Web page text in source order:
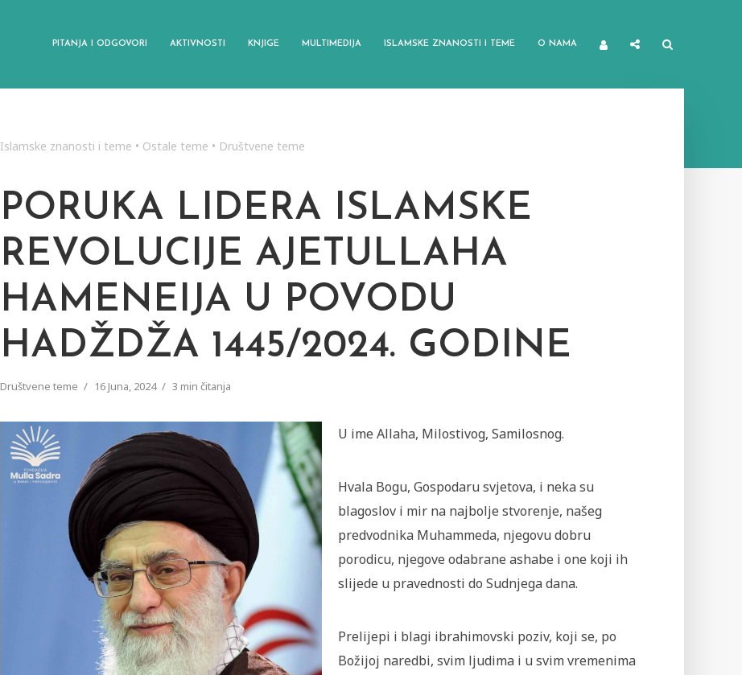
PITANJA I ODGOVORI AKTIVNOSTI KNJIGE MULTIMEDIJA ISLAMSKE ZNANOSTI I TEME O NAMA
Islamske znanosti i teme • Ostale teme • Društvene teme
PORUKA LIDERA ISLAMSKE
REVOLUCIJE AJETULLAHA
HAMENEIJA U POVODU
HADŽDŽA 1445/2024. GODINE
Društvene teme 16 Juna, 2024 3 min čitanja
U ime Allaha, Milostivog, Samilosnog.
Hvala Bogu, Gospodaru svjetova, i neka su
blagoslov i mir na najbolje stvorenje, našeg
predvodnika Muhammeda, njegovu dobru
porodicu, njegove odabrane ashabe i one koji ih
slijede u pravednosti do Sudnjega dana.
Prelijepi i blagi ibrahimovski poziv, koji se, po
Božijoj naredbi, svim ljudima i u svim vremenima